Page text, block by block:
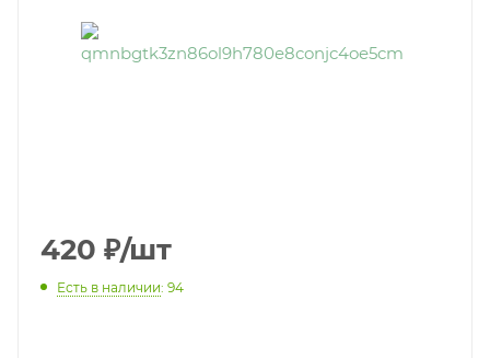
420 ₽/шт
Есть в наличии: 94